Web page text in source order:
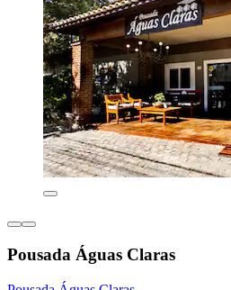
Pousada Águas Claras